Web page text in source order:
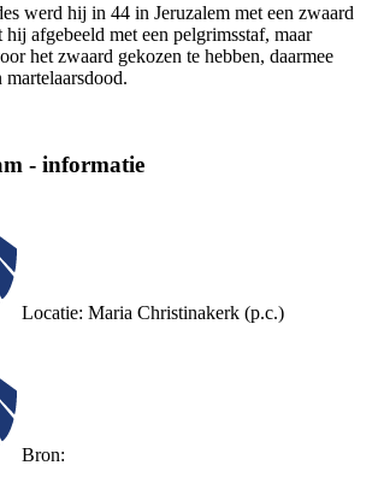
werd hij in 44 in Jeruzalem met een zwaard
afgebeeld met een pelgrimsstaf, maar
het zwaard gekozen te hebben, daarmee
- informatie
Locatie: Maria Christinakerk (p.c.)
Bron: